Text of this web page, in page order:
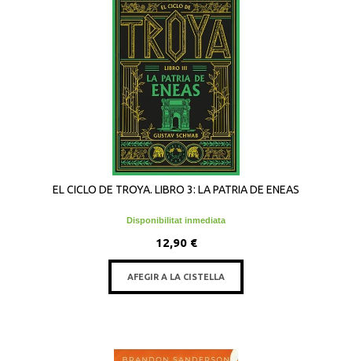
EL CICLO DE TROYA. LIBRO 3: LA PATRIA DE ENEAS
Disponibilitat inmediata
12,90 €
AFEGIR A LA CISTELLA